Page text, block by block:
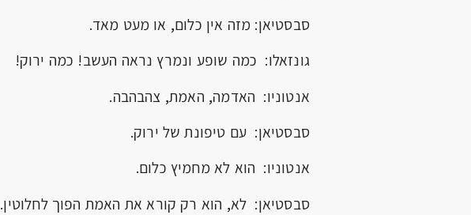
סבסטיאן: מזה אין כלום, או מעט מאד.
גונזאלו: כמה שופע ונמרץ נראה העשב! כמה ירוק!
אנטוניו: האדמה, האמת, צהבהבה.
סבסטיאן: עם טיפונת של ירוק.
אנטוניו: הוא לא מחמיץ כלום.
סבסטיאן: לא, הוא רק קורא את האמת הפוך לחלוטין.